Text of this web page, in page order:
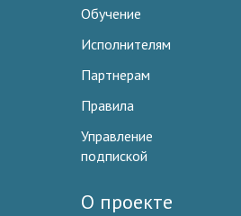
Обучение
Исполнителям
Партнерам
Правила
Управление
подпиской
О проекте